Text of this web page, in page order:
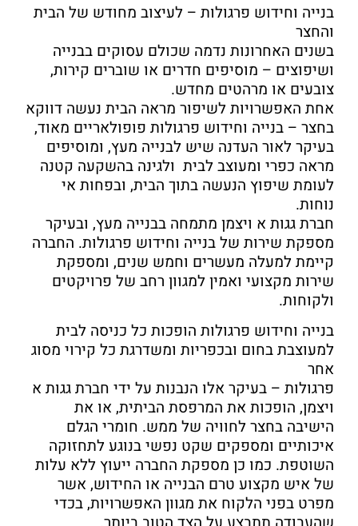
בנייה וחידוש פרגולות – לעיצוב מחודש של הבית
והחצר
בשנים האחרונות נדמה שכולם עסוקים בבנייה
ושיפוצים – מוסיפים חדרים או שוברים קירות,
צובעים או מרהטים מחדש.
אחת האפשרויות לשיפור מראה הבית נעשה דווקא
בחצר – בנייה וחידוש פרגולות פופולאריים מאוד,
בעיקר לאור העדנה שיש לבנייה מעץ, ומוסיפים
מראה כפרי ומעוצב לבית ולגינה בהשקעה קטנה
לעומת שיפוץ הנעשה בתוך הבית, ובפחות אי
נוחות.
חברת גגות א ויצמן מתמחה בבנייה מעץ, ובעיקר
מספקת שירות של בנייה וחידוש פרגולות. החברה
קיימת למעלה מעשרים וחמש שנים, ומספקת
שירות מקצועי ואמין למגוון רחב של פרויקטים
ולקוחות.
בנייה וחידוש פרגולות הופכות כל כניסה לבית
למעוצבת בחום ובכפריות ומשדרגת כל קירוי מסוג
אחר
פרגולות – בעיקר אלו הנבנות על ידי חברת גגות א
ויצמן, הופכות את המרפסת הביתית, או את
הישיבה בחצר לחוויה של ממש. חומרי הגלם
איכותיים ומספקים שקט נפשי בנוגע לתחזוקה
השוטפת. כמו כן מספקת החברה ייעוץ ללא עלות
של איש מקצוע טרם הבנייה או החידוש, אשר
מפרט בפני הלקוח את מגוון האפשרויות, בכדי